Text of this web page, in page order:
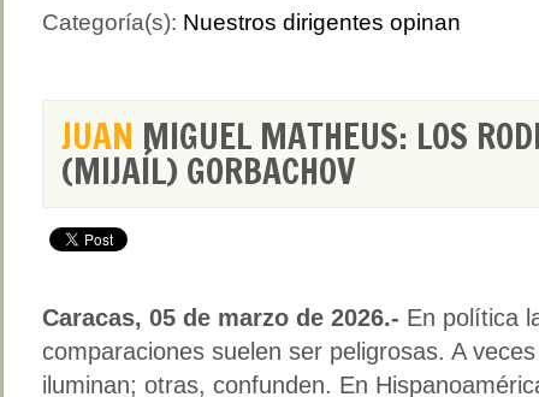
Categoría(s): Nuestros dirigentes opinan
JUAN MIGUEL MATHEUS: LOS
(MIJAÍL) GORBACHOV
Caracas, 05 de marzo de 2026.- En política
comparaciones suelen ser peligrosas. A veces
iluminan; otras, confunden. En